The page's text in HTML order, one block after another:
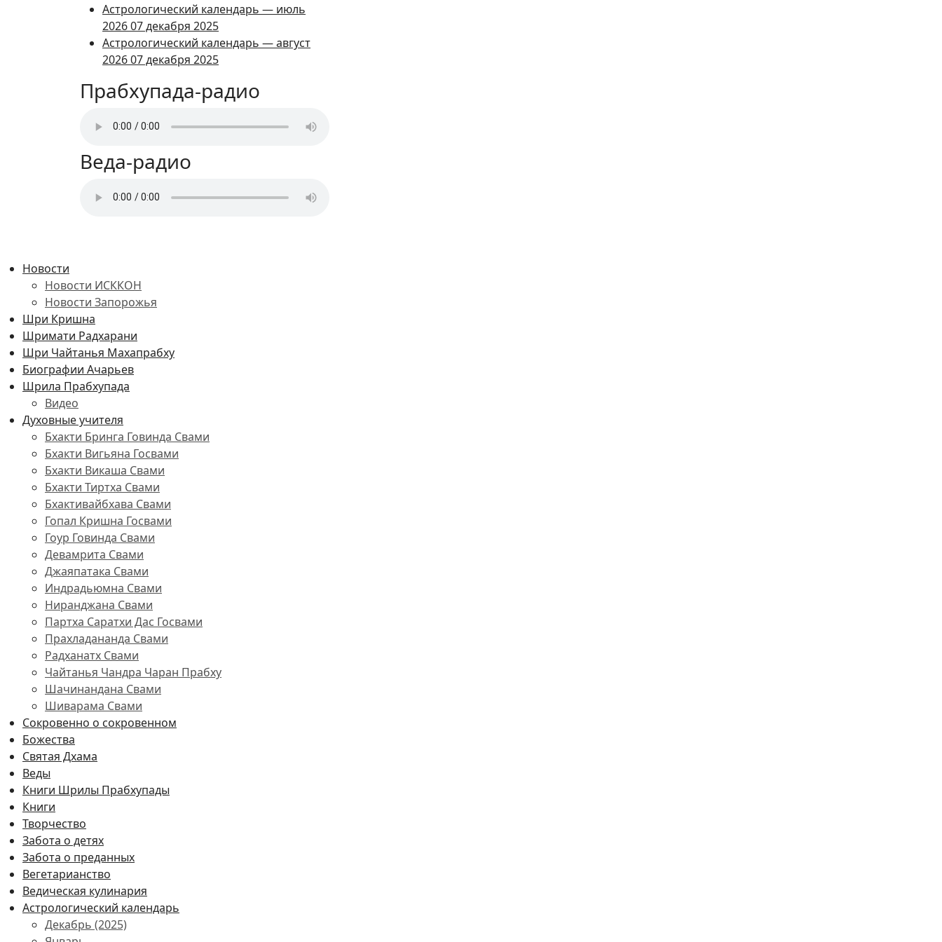
Астрологический календарь — июль
202607 декабря 2025
Астрологический календарь — август
202607 декабря 2025
Прабхупада-радио
Веда-радио
Новости
Новости ИСККОН
Новости Запорожья
Шри Кришна
Шримати Радхарани
Шри Чайтанья Махапрабху
Биографии Ачарьев
Шрила Прабхупада
Видео
Духовные учителя
Бхакти Бринга Говинда Свами
Бхакти Вигьяна Госвами
Бхакти Викаша Свами
Бхакти Тиртха Свами
Бхактивайбхава Свами
Гопал Кришна Госвами
Гоур Говинда Свами
Девамрита Свами
Джаяпатака Свами
Индрадьюмна Свами
Ниранджана Свами
Партха Саратхи Дас Госвами
Прахладананда Свами
Радханатх Свами
Чайтанья Чандра Чаран Прабху
Шачинандана Свами
Шиварама Свами
Сокровенно о сокровенном
Божества
Святая Дхама
Веды
Книги Шрилы Прабхупады
Книги
Творчество
Забота о детях
Забота о преданных
Вегетарианство
Ведическая кулинария
Астрологический календарь
Декабрь (2025)